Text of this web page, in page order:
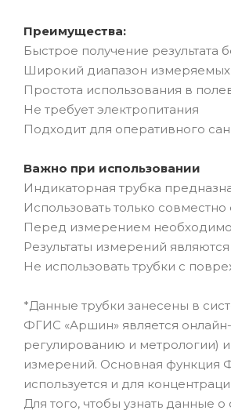
Преимущества:
Быстрое получение результата
Широкий диапазон
Простота использования в
Не требует электропитания
Подходит для оперативного
Важно при использовании
Индикаторная трубка
Использовать только
Перед измерением необходимо
Результаты измерений
Не использовать трубки с
*Данные трубки занесены в
ФГИС «Аршин» является
регулированию и метрологии)
измерений. Основная функция
используется и для
Для того, чтобы узнать данные